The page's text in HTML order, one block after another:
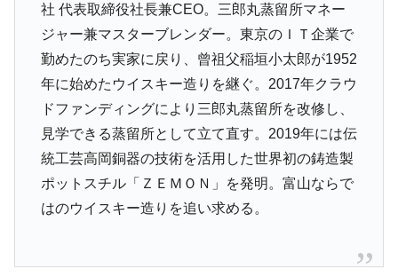
社 代表取締役社長兼CEO。三郎丸蒸留所マネー
ジャー兼マスターブレンダー。東京のＩＴ企業で
勤めたのち実家に戻り、曾祖⽗稲垣⼩太郎が1952
年に始めたウイスキー造りを継ぐ。2017年クラウ
ドファンディングにより三郎丸蒸留所を改修し、
見学できる蒸留所として⽴て直す。2019年には伝
統⼯芸⾼岡銅器の技術を活⽤した世界初の鋳造製
ポットスチル「ＺＥＭＯＮ」を発明。富⼭ならで
はのウイスキー造りを追い求める。